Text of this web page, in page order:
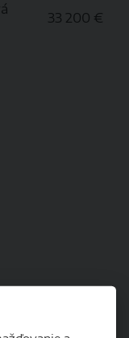
33 200 €